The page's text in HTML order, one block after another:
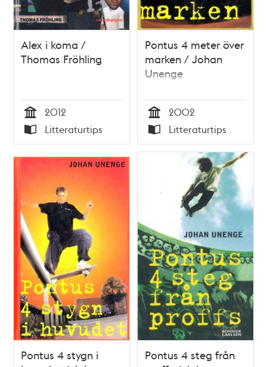
Alex i koma /
Thomas Fröhling
Tid
2012
Typ
Litteraturtips
Pontus 4 meter över
marken / Johan
Unenge
Tid
2002
Typ
Litteraturtips
Pontus 4 stygn i
Pontus 4 steg från